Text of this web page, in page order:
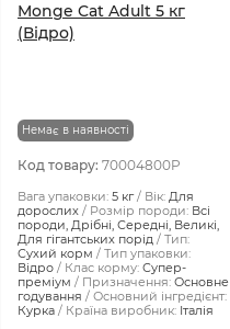
Monge Cat Adult 5 кг
(Відро)
Немає в наявності
Код товару: 70004800P
Вага упаковки: 5 кг Вік: Для
дорослих
Розмір породи: Всі
породи, Дрібні, Середні, Великі,
Для гігантських порід
Тип:
Сухий корм
Тип упаковки:
Відро
Клас корму: Супер-
преміум
Призначення: Основне
годування
Основний інгредієнт:
Курка
Країна виробник: Італія